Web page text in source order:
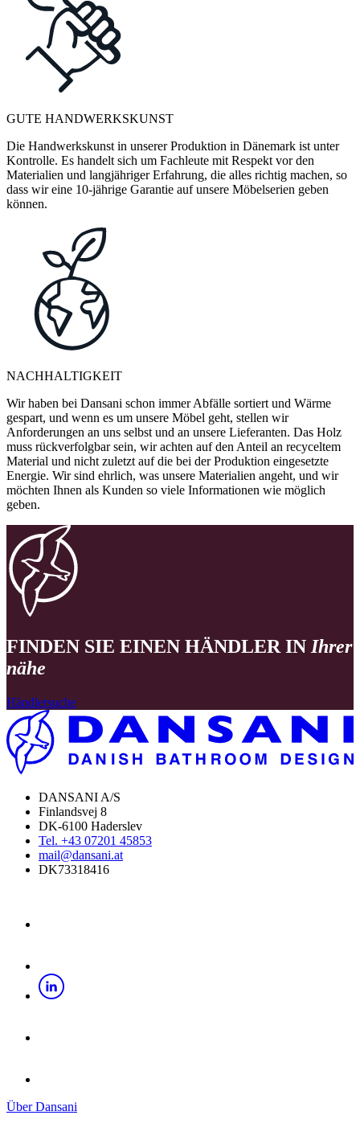
GUTE HANDWERKSKUNST
Die Handwerkskunst in unserer Produktion in Dänemark ist unter
Kontrolle. Es handelt sich um Fachleute mit Respekt vor den
Materialien und langjähriger Erfahrung, die alles richtig machen, so
dass wir eine 10-jährige Garantie auf unsere Möbelserien geben
können.
NACHHALTIGKEIT
Wir haben bei Dansani schon immer Abfälle sortiert und Wärme
gespart, und wenn es um unsere Möbel geht, stellen wir
Anforderungen an uns selbst und an unsere Lieferanten. Das Holz
muss rückverfolgbar sein, wir achten auf den Anteil an recyceltem
Material und nicht zuletzt auf die bei der Produktion eingesetzte
Energie. Wir sind ehrlich, was unsere Materialien angeht, und wir
möchten Ihnen als Kunden so viele Informationen wie möglich
geben.
FINDEN SIE EINEN HÄNDLER IN Ihrer
nähe
Händlersuche
DANSANI A/S
Finlandsvej 8
DK-6100 Haderslev
Tel. +43 07201 45853
mail@dansani.at
DK73318416
Über Dansani